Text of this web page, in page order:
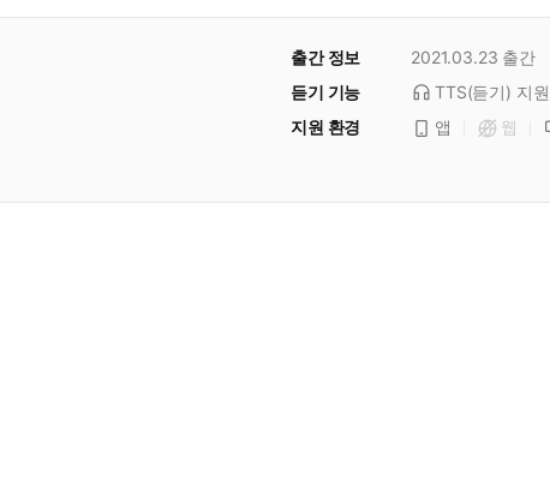
출간 정보 2021.03.23 출간
듣기 기능
TTS(듣기) 지원
지원 환경
앱 웹